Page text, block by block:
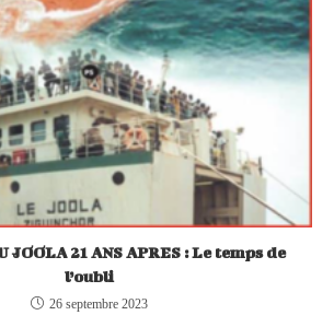
JOOLA 21 ANS APRES : Le temps de
l’oubli
26 septembre 2023